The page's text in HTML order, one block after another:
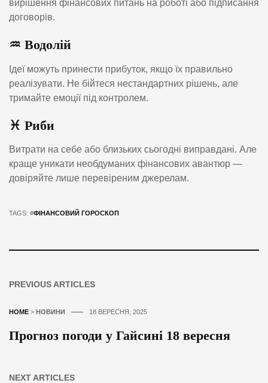
вирішення фінансових питань на роботі або підписання
договорів.
♒️ Водолій
Ідеї можуть принести прибуток, якщо їх правильно
реалізувати. Не бійтеся нестандартних рішень, але
тримайте емоції під контролем.
♓️ Риби
Витрати на себе або близьких сьогодні виправдані. Але
краще уникати необдуманих фінансових авантюр —
довіряйте лише перевіреним джерелам.
TAGS: #ФІНАНСОВИЙ ГОРОСКОП
PREVIOUS ARTICLES
HOME > НОВИНИ 18 ВЕРЕСНЯ, 2025
Прогноз погоди у Гайсині 18 вересня
NEXT ARTICLES